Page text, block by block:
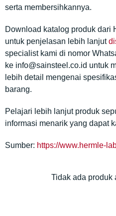
serta membersihkannya.
Download katalog produk dari
untuk penjelasan lebih lanjut
specialist kami di nomor
ke info@sainsteel.co.id untuk
lebih detail mengenai
barang.
Pelajari lebih lanjut produk
informasi menarik yang dapat
Sumber: https://www.hermle-
Tidak ada produk